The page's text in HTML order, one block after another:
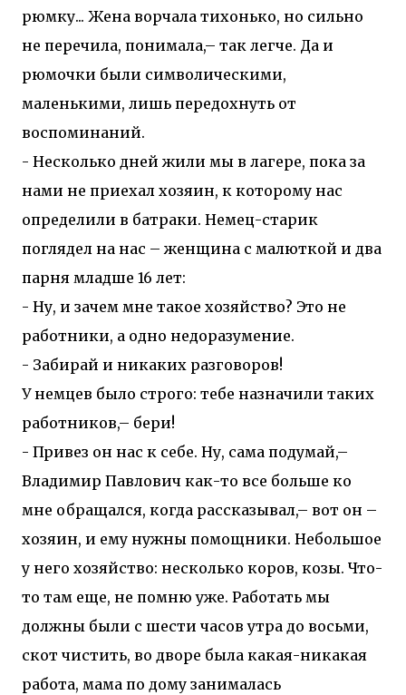
рюмку... Жена ворчала тихонько, но сильно
не перечила, понимала,– так легче. Да и
рюмочки были символическими,
маленькими, лишь передохнуть от
воспоминаний.
- Несколько дней жили мы в лагере, пока за
нами не приехал хозяин, к которому нас
определили в батраки. Немец-старик
поглядел на нас – женщина с малюткой и два
парня младше 16 лет:
- Ну, и зачем мне такое хозяйство? Это не
работники, а одно недоразумение.
- Забирай и никаких разговоров!
У немцев было строго: тебе назначили таких
работников,– бери!
- Привез он нас к себе. Ну, сама подумай,–
Владимир Павлович как-то все больше ко
мне обращался, когда рассказывал,– вот он –
хозяин, и ему нужны помощники. Небольшое
у него хозяйство: несколько коров, козы. Что-
то там еще, не помню уже. Работать мы
должны были с шести часов утра до восьми,
скот чистить, во дворе была какая-никакая
работа, мама по дому занималась